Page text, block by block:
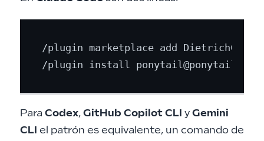
/plugin marketplace add
Para Codex, GitHub Copilot CLI y Gemini
CLI el patrón es equivalente, un comando de